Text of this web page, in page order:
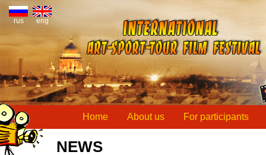
rus eng
Home About us For participants
NEWS